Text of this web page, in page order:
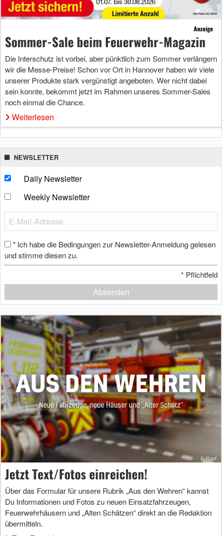
Anzeige
Sommer-Sale beim Feuerwehr-Magazin
Die Interschutz ist vorbei, aber pünktlich zum Sommer verlängern
wir die Messe-Preise! Schon vor Ort in Hannover haben wir viele
unserer Produkte stark vergünstigt angeboten. Wer nicht dabei
sein konnte, bekommt jetzt im Rahmen unseres Sommer-Sales
noch einmal die Chance.
Weiterlesen
NEWSLETTER
Daily Newsletter
Weekly Newsletter
* Ich habe die Bedingungen zur Newsletter-Anmeldung gelesen
und stimme diesen zu.
* Pflichtfeld
Absenden
Jetzt Text/Fotos einreichen!
Über das Formular für unsere Rubrik „Aus den Wehren“ kannst
Du Informationen und Fotos zu neuen Einsatzfahrzeugen,
Feuerwehrhäusern und „Alten Schätzen“ direkt an die Redaktion
übermitteln.